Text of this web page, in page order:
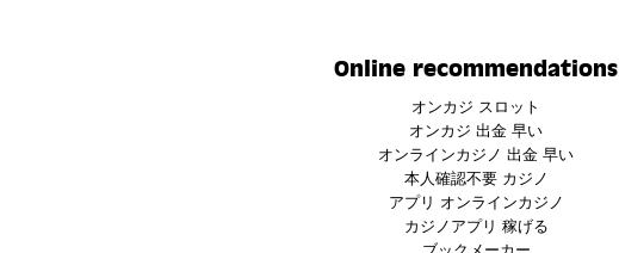
Online recommendations
オンカジ スロット
オンカジ 出金 早い
オンラインカジノ 出金 早い
本人確認不要 カジノ
アプリ オンラインカジノ
カジノアプリ 稼げる
ブックメーカー